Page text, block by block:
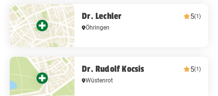
Dr. Lechler 5(1)
Öhringen
Dr. Rudolf Kocsis 5(1)
Wüstenrot